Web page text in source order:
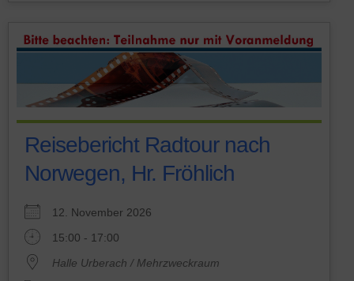
Reisebericht Radtour nach
Norwegen, Hr. Fröhlich
12. November 2026
15:00 - 17:00
Halle Urberach / Mehrzweckraum